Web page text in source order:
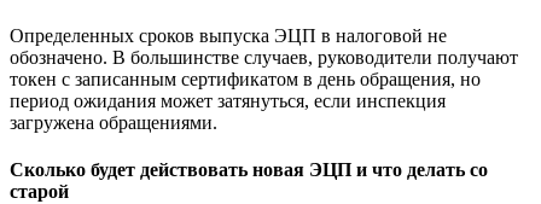
Определенных сроков выпуска ЭЦП в налоговой не
обозначено. В большинстве случаев, руководители получают
токен с записанным сертификатом в день обращения, но
период ожидания может затянуться, если инспекция
загружена обращениями.
Сколько будет действовать новая ЭЦП и что делать со
старой